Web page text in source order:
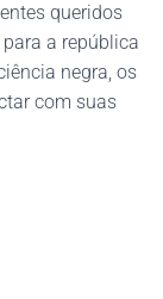
queridos
a república
negra, os
com suas